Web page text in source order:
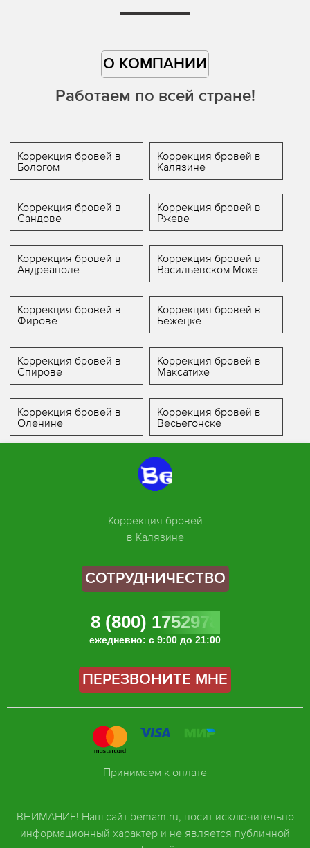
О КОМПАНИИ
Работаем по всей стране!
Коррекция бровей в
Бологом
Коррекция бровей в
Калязине
Коррекция бровей в
Сандове
Коррекция бровей в
Ржеве
Коррекция бровей в
Андреаполе
Коррекция бровей в
Васильевском Мохе
Коррекция бровей в
Фирове
Коррекция бровей в
Бежецке
Коррекция бровей в
Спирове
Коррекция бровей в
Максатихе
Коррекция бровей в
Оленине
Коррекция бровей в
Весьегонске
Коррекция бровей
в Калязине
СОТРУДНИЧЕСТВО
8 (800) 1752978
ежедневно: с 9:00 до 21:00
ПЕРЕЗВОНИТЕ МНЕ
ВНИМАНИЕ! Наш сайт bemam.ru, носит исключительно
информационный характер и не является публичной
Принимаем к оплате